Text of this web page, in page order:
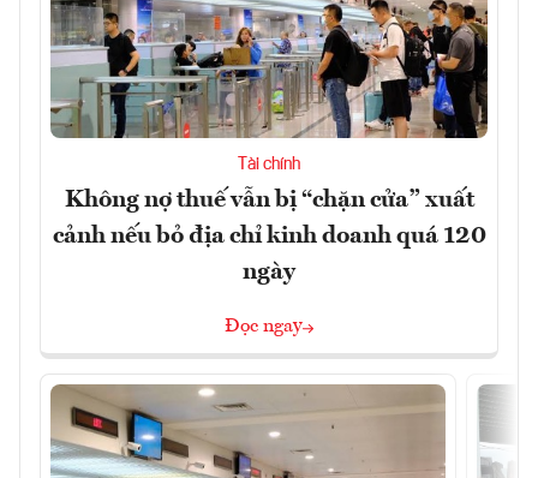
Tài chính
Không nợ thuế vẫn bị “chặn cửa” xuất
cảnh nếu bỏ địa chỉ kinh doanh quá 120
ngày
Đọc ngay